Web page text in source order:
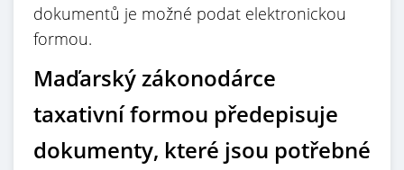
dokumentů je možné podat elektronickou
formou.
Maďarský zákonodárce
taxativní formou předepisuje
dokumenty, které jsou potřebné